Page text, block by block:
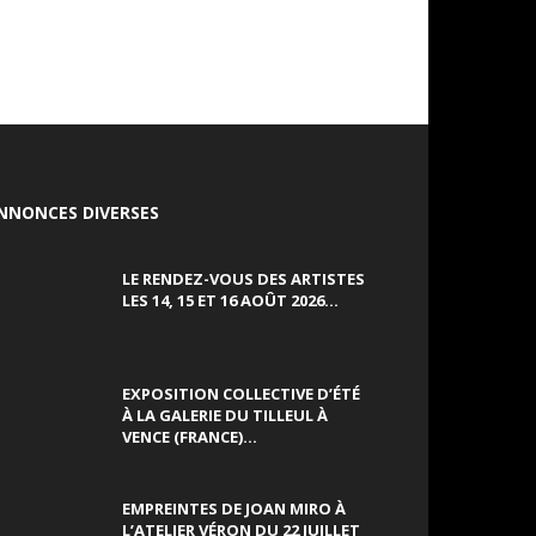
DIVERSES
LE RENDEZ-VOUS DES ARTISTES
LES 14, 15 ET 16 AOÛT 2026...
EXPOSITION COLLECTIVE D’ÉTÉ
À LA GALERIE DU TILLEUL À
VENCE (FRANCE)...
EMPREINTES DE JOAN MIRO À
L’ATELIER VÉRON DU 22 JUILLET